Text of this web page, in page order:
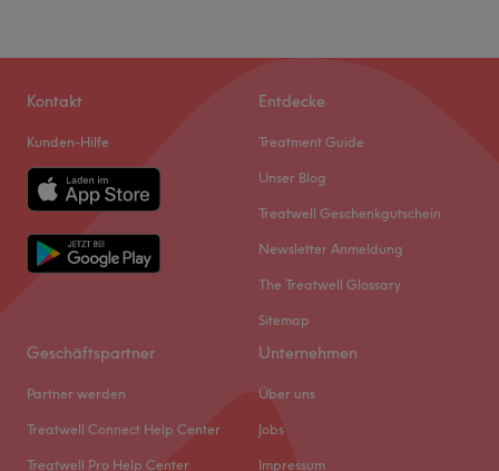
Kontakt
Kunden-Hilfe
Entdecke
Treatment Guide
Unser Blog
Treatwell Geschenkgutschein
Newsletter Anmeldung
The Treatwell Glossary
Sitemap
Geschäftspartner
Partner werden
Treatwell Connect Help Center
Treatwell Pro Help Center
Unternehmen
Über uns
Jobs
Impressum